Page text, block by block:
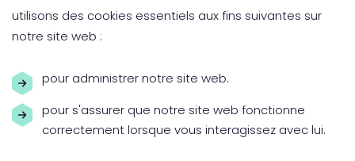
utilisons des cookies essentiels aux fins suivantes sur
notre site web :
pour administrer notre site web.
pour s'assurer que notre site web fonctionne
correctement lorsque vous interagissez avec lui.